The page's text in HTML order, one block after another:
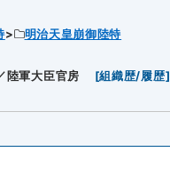
明治天皇崩御陸特
陸軍大臣官房 [組織歴/履歴]